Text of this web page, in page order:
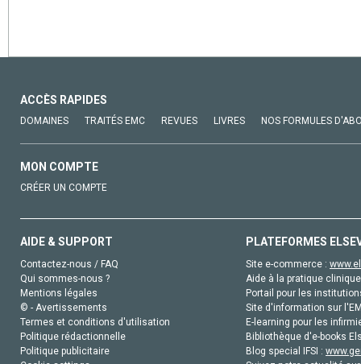
ACCÈS RAPIDES
DOMAINES TRAITÉS EMC REVUES LIVRES NOS FORMULES
MON COMPTE
CRÉER UN COMPTE
AIDE & SUPPORT
Contactez-nous / FAQ
Qui sommes-nous ?
Mentions légales
© - Avertissements
Termes et conditions d'utilisation
Politique rédactionnelle
Politique publicitaire
PLATEFORMES
Site e-commerce :
Aide à la pratique
Portail pour les
Site d'information sur
E-learning pour les
Bibliothèque d'e-books
Blog special IFSI :